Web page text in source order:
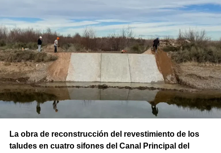
La obra de reconstrucción del revestimiento de los
taludes en cuatro sifones del Canal Principal del